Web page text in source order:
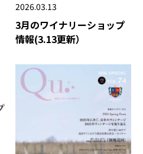
2026.03.13
3月のワイナリーショップ
情報(3.13更新）